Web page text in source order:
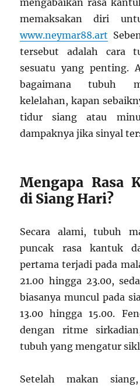
mengabaikan rasa
memaksakan diri
www.neymar88.art
tersebut adalah cara
sesuatu yang penting.
bagaimana tubuh
kelelahan, kapan
tidur siang atau
dampaknya jika sinyal
Mengapa Rasa
di Siang Hari?
Secara alami, tubuh
puncak rasa kantuk
pertama terjadi pada
21.00 hingga 23.00,
biasanya muncul pada
13.00 hingga 15.00.
dengan ritme
tubuh yang mengatur
Setelah makan